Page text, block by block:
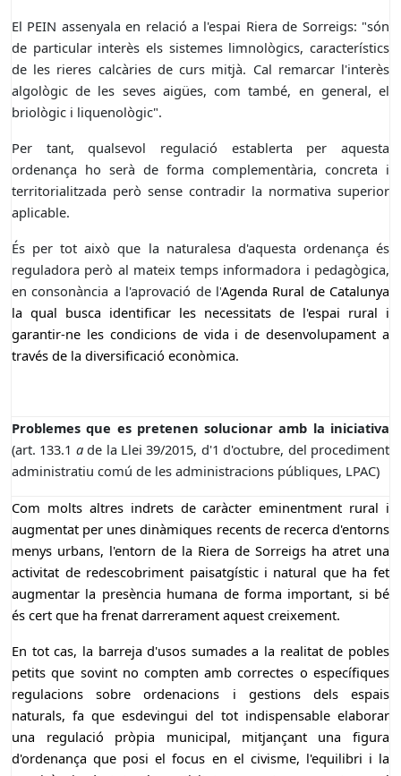
El PEIN assenyala en relació a l'espai Riera de Sorreigs: "són
de particular interès els sistemes limnològics, característics
de les rieres calcàries de curs mitjà. Cal remarcar l'interès
algològic de les seves aigües, com també, en general, el
briològic i liquenològic".
Per tant, qualsevol regulació establerta per aquesta
ordenança ho serà de forma complementària, concreta i
territorialitzada però sense contradir la normativa superior
aplicable.
És per tot això que la naturalesa d'aquesta ordenança és
reguladora però al mateix temps informadora i pedagògica,
en consonància a l'aprovació de l'Agenda Rural de Catalunya
la qual busca identificar les necessitats de l'espai rural i
garantir-ne les condicions de vida i de desenvolupament a
través de la diversificació econòmica.
Problemes que es pretenen solucionar amb la iniciativa
(art. 133.1 ade la Llei 39/2015, d'1 d'octubre, del procediment
administratiu comú de les administracions públiques, LPAC)
Com molts altres indrets de caràcter eminentment rural i
augmentat per unes dinàmiques recents de recerca d'entorns
menys urbans, l'entorn de la Riera de Sorreigs ha atret una
activitat de redescobriment paisatgístic i natural que ha fet
augmentar la presència humana de forma important, si bé
és cert que ha frenat darrerament aquest creixement.
En tot cas, la barreja d'usos sumades a la realitat de pobles
petits que sovint no compten amb correctes o específiques
regulacions sobre ordenacions i gestions dels espais
naturals, fa que esdevingui del tot indispensable elaborar
una regulació pròpia municipal, mitjançant una figura
d'ordenança que posi el focus en el civisme, l'equilibri i la